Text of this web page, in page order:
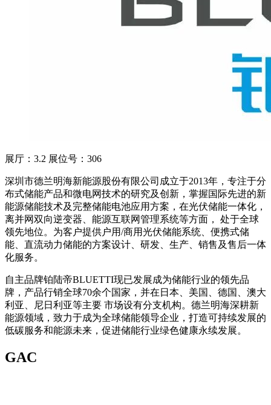
展厅：3.2 展位号：306
深圳市德兰明海新能源股份有限公司成立于2013年，专注于分
布式储能产品和微电网技术的研究及创新，掌握国际先进的新
能源储能技术及完整储能电池应用方案，在光伏储能一体化，
离并网双向逆变器、能源互联网管理系统等方面， 处于全球
领先地位。为客户提供户用/商用光伏储能系统、便携式储
能、直流动力储能的方案设计、研发、生产、销售及售后一体
化服务。
自主品牌铂陆帝BLUETTI现已发展成为储能行业的领先品
牌，产品行销全球70余个国家，并在日本、美国、德国、澳大
利亚、尼日利亚等主要 市场设有分支机构。德兰明海深耕新
能源领域，致力于成为全球储能领导企业，打造可持续发展的
低碳服务和能源未来，促进储能行业绿色健康永续发展。
GAC